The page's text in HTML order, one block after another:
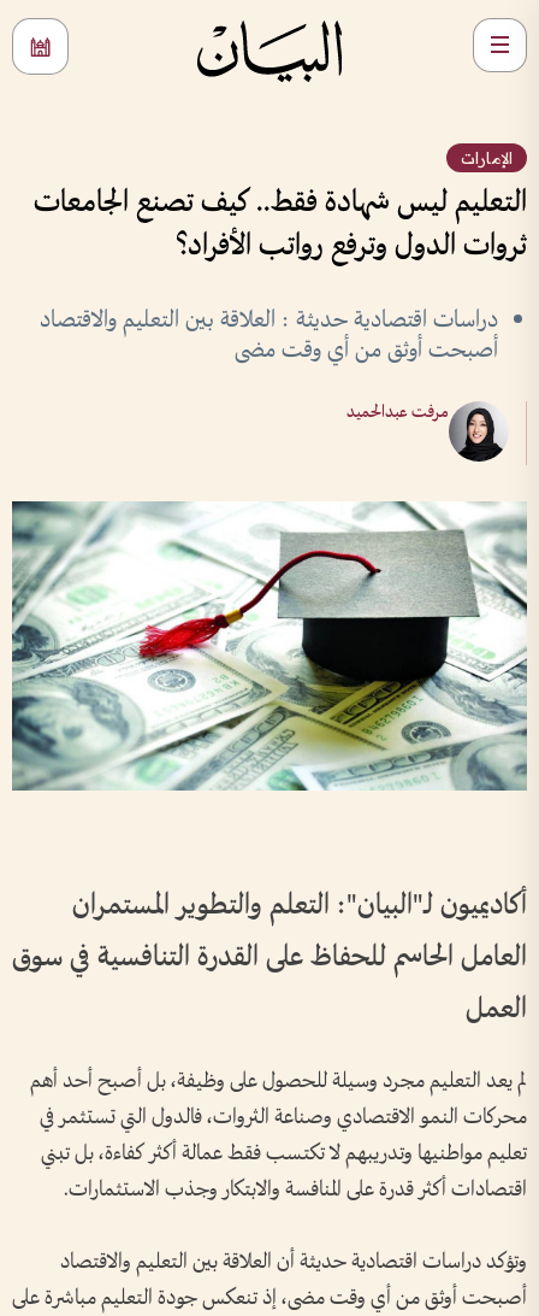
الإمارات
التعليم ليس شهادة فقط.. كيف تصنع الجامعات
ثروات الدول وترفع رواتب الأفراد؟
دراسات اقتصادية حديثة : العلاقة بين التعليم والاقتصاد
أصبحت أوثق من أي وقت مضى
مرفت عبدالحميد
أكاديميون لـ"البيان": التعلم والتطوير المستمران
العامل الحاسم للحفاظ على القدرة التنافسية في سوق
العمل
لم يعد التعليم مجرد وسيلة للحصول على وظيفة، بل أصبح أحد أهم
محركات النمو الاقتصادي وصناعة الثروات، فالدول التي تستثمر في
تعليم مواطنيها وتدريبهم لا تكتسب فقط عمالة أكثر كفاءة، بل تبني
اقتصادات أكثر قدرة على المنافسة والابتكار وجذب الاستثمارات.
وتؤكد دراسات اقتصادية حديثة أن العلاقة بين التعليم والاقتصاد
أصبحت أوثق من أي وقت مضى، إذ تنعكس جودة التعليم مباشرة على